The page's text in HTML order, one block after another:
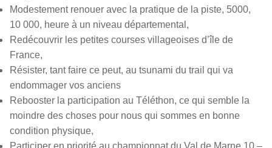
Modestement renouer avec la pratique de la piste, 5000,
10 000, heure à un niveau départemental,
Redécouvrir les petites courses villageoises d’île de
France,
Résister, tant faire ce peut, au tsunami du trail qui va
endommager vos anciens
Rebooster la participation au Téléthon, ce qui semble la
moindre des choses pour nous qui sommes en bonne
condition physique,
Participer en priorité au championnat du Val de Marne 10 –